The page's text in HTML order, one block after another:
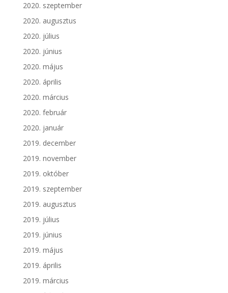
2020. szeptember
2020. augusztus
2020. július
2020. június
2020. május
2020. április
2020. március
2020. február
2020. január
2019. december
2019. november
2019. október
2019. szeptember
2019. augusztus
2019. július
2019. június
2019. május
2019. április
2019. március